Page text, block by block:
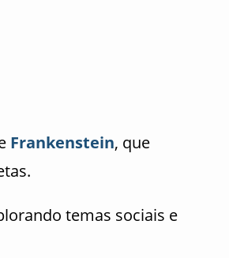
Frankenstein, que
temas sociais e